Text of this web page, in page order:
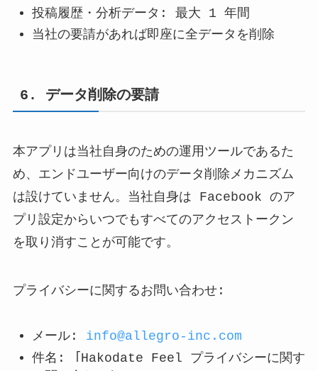
投稿履歴・分析データ: 最大 1 年間
当社の要請があれば即座に全データを削除
6. データ削除の要請
本アプリは当社自身のための運用ツールであるた
め、エンドユーザー向けのデータ削除メカニズム
は設けていません。当社自身は Facebook のア
プリ設定からいつでもすべてのアクセストークン
を取り消すことが可能です。
プライバシーに関するお問い合わせ:
メール: info@allegro-inc.com
件名: 「Hakodate Feel プライバシーに関す